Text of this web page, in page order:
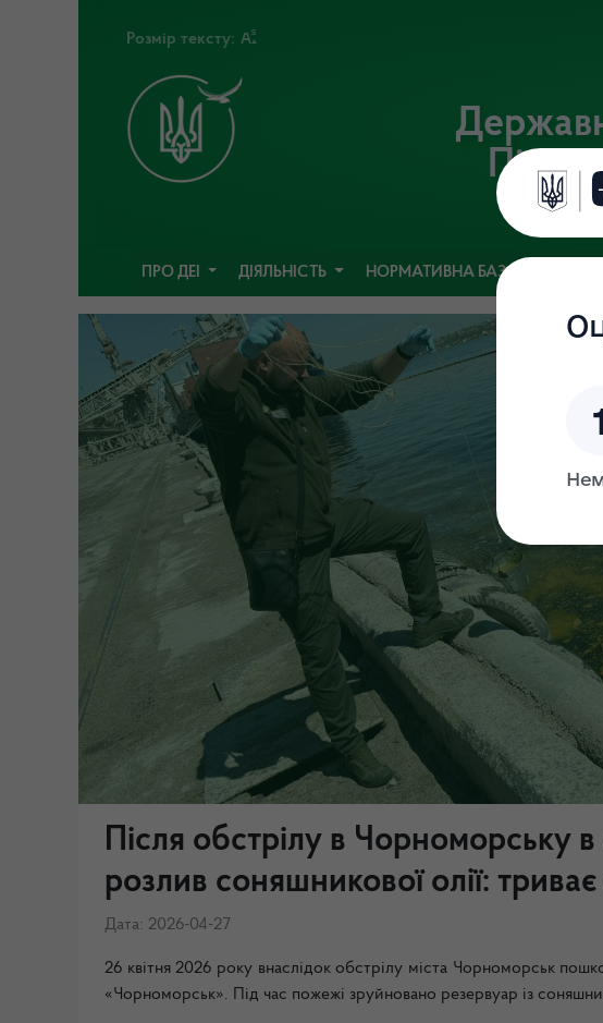
Розмір тексту:
Офіційний
ПРО ДЕІ ДІЯЛЬНІСТЬ НОРМАТИВНА БАЗА
Після обстрілу в Чорноморську в
розлив соняшникової олії:
Дата: 2026-04-27
26 квітня 2026 року внаслідок обстрілу міста Чорноморськ
«Чорноморськ». Під час пожежі зруйновано резервуар із